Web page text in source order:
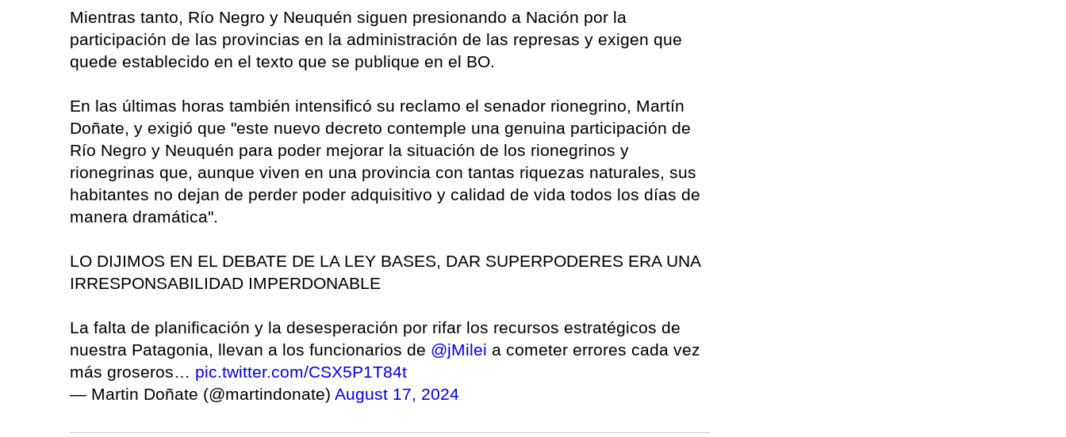
Mientras tanto, Río Negro y Neuquén siguen presionando a Nación por la
participación de las provincias en la administración de las represas y exigen que
quede establecido en el texto que se publique en el BO.
En las últimas horas también intensificó su reclamo el senador rionegrino, Martín
Doñate, y exigió que "este nuevo decreto contemple una genuina participación de
Río Negro y Neuquén para poder mejorar la situación de los rionegrinos y
rionegrinas que, aunque viven en una provincia con tantas riquezas naturales, sus
habitantes no dejan de perder poder adquisitivo y calidad de vida todos los días de
manera dramática".
LO DIJIMOS EN EL DEBATE DE LA LEY BASES, DAR SUPERPODERES ERA UNA
IRRESPONSABILIDAD IMPERDONABLE
La falta de planificación y la desesperación por rifar los recursos estratégicos de
nuestra Patagonia, llevan a los funcionarios de @jMilei a cometer errores cada vez
más groseros… pic.twitter.com/CSX5P1T84t
— Martin Doñate (@martindonate) August 17, 2024